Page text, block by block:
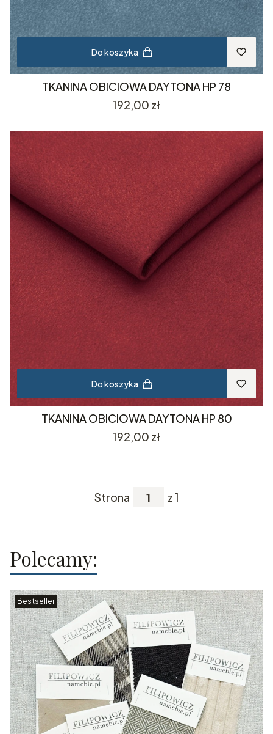
Do koszyka
TKANINA OBICIOWA DAYTONA HP 78
Cena
192,00 zł
Do koszyka
TKANINA OBICIOWA DAYTONA HP 80
Cena
192,00 zł
Strona z 1
Polecamy:
Bestseller